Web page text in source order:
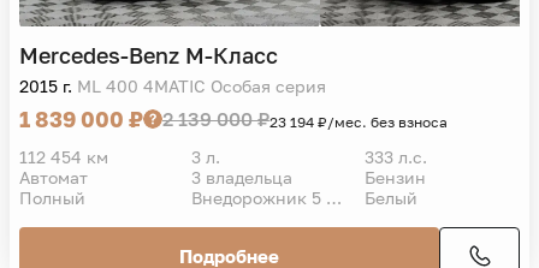
Mercedes-Benz M-Класс
2015 г. ML 400 4MATIC Особая серия
1 839 000 ₽ 2 139 000 ₽23 194 ₽/мес. без взноса
112 454 км 3 л.
333 л.с.
Автомат
3 владельца
Бензин
Полный
Внедорожник 5 дв. Белый
Подробнее